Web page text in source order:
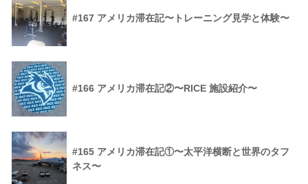
#167 アメリカ滞在記〜トレーニング見学と体験〜
#166 アメリカ滞在記②〜RICE 施設紹介〜
#165 アメリカ滞在記①〜太平洋横断と世界のタフ
ネス〜